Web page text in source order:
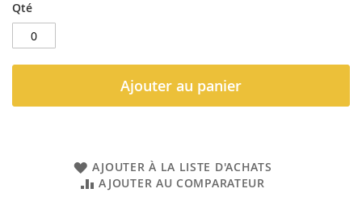
Qté
Ajouter au panier
AJOUTER À LA LISTE D'ACHATS
AJOUTER AU COMPARATEUR